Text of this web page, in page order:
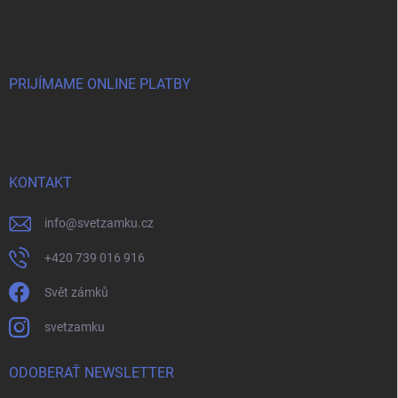
PRIJÍMAME ONLINE PLATBY
KONTAKT
info@svetzamku.cz
+420 739 016 916
Svět zámků
svetzamku
ODOBERAŤ NEWSLETTER